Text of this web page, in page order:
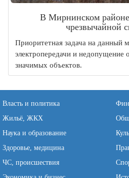
В Мирнинском
чрезвычайной
Приоритетная задача на
электропередачи и недопущение
значимых объектов.
Власть и политика
Жильё, ЖКХ
Наука и образование
Здоровье, медицина
ЧС, происшествия